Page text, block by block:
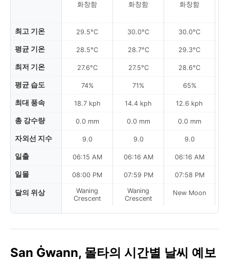
최고 기온
평균 기온
최저 기온
평균 습도
최대 풍속
총 강수량
자외선 지수
일출
일몰
달의 위상
화창함
29.5°C
28.5°C
27.6°C
74%
18.7 kph
0.0 mm
9.0
06:15 AM
08:00 PM
Waning
Crescent
화창함
30.0°C
28.7°C
27.5°C
71%
14.4 kph
0.0 mm
9.0
06:16 AM
07:59 PM
Waning
Crescent
화창함
30.0°C
29.3°C
28.6°C
65%
12.6 kph
0.0 mm
9.0
06:16 AM
07:58 PM
New Moon
San Ġwann, 몰타의 시간별 날씨 예보